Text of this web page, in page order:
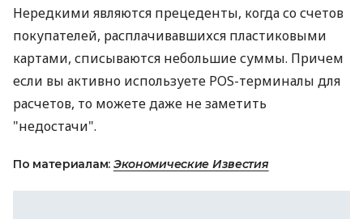
Нередкими являются прецеденты, когда со счетов
покупателей, расплачивавшихся пластиковыми
картами, списываются небольшие суммы. Причем
если вы активно используете POS-терминалы для
расчетов, то можете даже не заметить
"недостачи".
По материалам: Экономические Известия